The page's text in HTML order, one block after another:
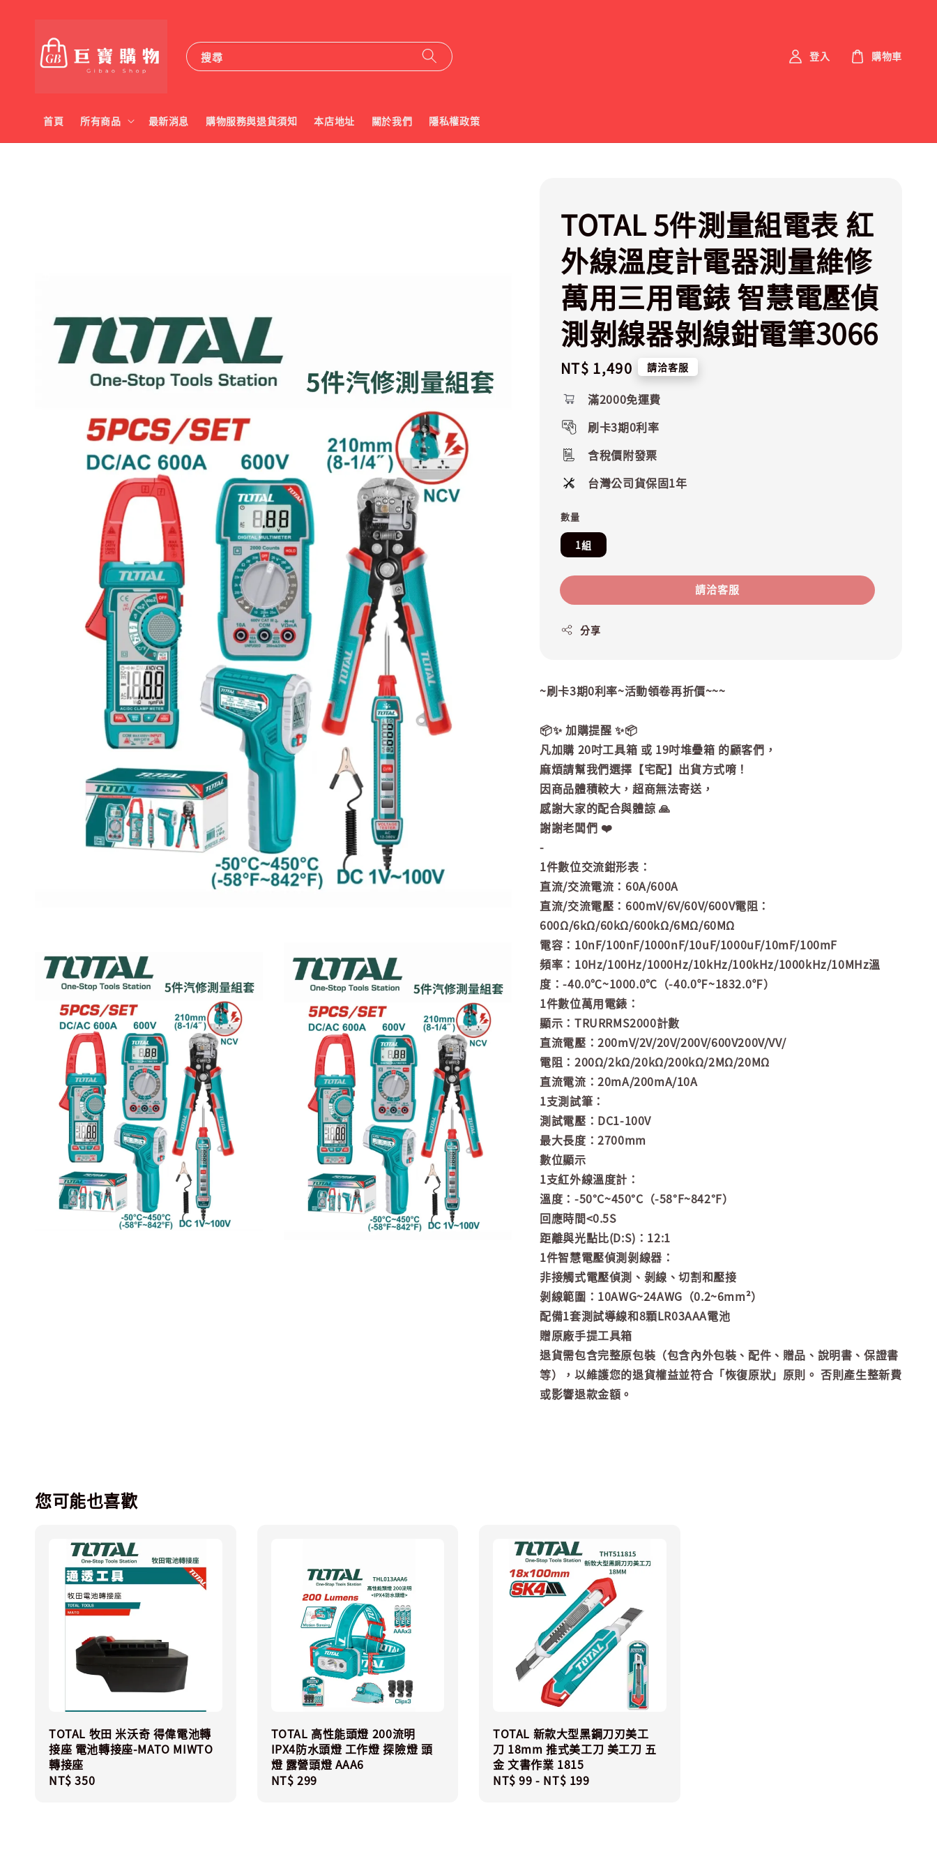
搜尋
首頁 所有商品 最新消息 購物服務與退貨須知 本店地址 關於我們 隱私權政策
登入 購物車
TOTAL 5件測量組電表 紅
外線溫度計電器測量維修
萬用三用電錶 智慧電壓偵
測剝線器剝線鉗電筆3066
Regular
price
NT$ 1,490 請洽客服
滿2000免運費
刷卡3期0利率
含稅價附發票
台灣公司貨保固1年
數量
1組
請洽客服
分享
~刷卡3期0利率~活動領卷再折價~~~
📦✨ 加購提醒 ✨📦
凡加購 20吋工具箱 或 19吋堆疊箱 的顧客們，
麻煩請幫我們選擇【宅配】出貨方式唷！
因商品體積較大，超商無法寄送，
感謝大家的配合與體諒 🙏
謝謝老闆們 ❤️
-
1件數位交流鉗形表：
直流/交流電流：60A/600A
直流/交流電壓：600mV/6V/60V/600V電阻：
600Ω/6kΩ/60kΩ/600kΩ/6MΩ/60MΩ
電容：10nF/100nF/1000nF/10uF/1000uF/10mF/100mF
頻率：10Hz/100Hz/1000Hz/10kHz/100kHz/1000kHz/10MHz溫
度：-40.0℃~1000.0℃（-40.0℉~1832.0℉）
1件數位萬用電錶：
顯示：TRURRMS2000計數
直流電壓：200mV/2V/20V/200V/600V200V/VV/
電阻：200Ω/2kΩ/20kΩ/200kΩ/2MΩ/20MΩ
直流電流：20mA/200mA/10A
1支測試筆：
測試電壓：DC1-100V
最大長度：2700mm
數位顯示
1支紅外線溫度計：
溫度：-50°C~450°C（-58°F~842°F）
回應時間<0.5S
距離與光點比(D:S)：12:1
1件智慧電壓偵測剝線器：
非接觸式電壓偵測、剝線、切割和壓接
剝線範圍：10AWG~24AWG（0.2~6mm²）
配備1套測試導線和8顆LR03AAA電池
贈原廠手提工具箱
退貨需包含完整原包裝（包含內外包裝、配件、贈品、說明書、保證書
等），以維護您的退貨權益並符合「恢復原狀」原則。 否則產生整新費
或影響退款金額。
您可能也喜歡
TOTAL 牧田 米沃奇 得偉電池轉
接座 電池轉接座-MATO MIWTO
轉接座
Regular
NT$ 350
TOTAL 高性能頭燈 200流明
IPX4防水頭燈 工作燈 探險燈 頭
燈 露營頭燈 AAA6
Regular
NT$ 299
TOTAL 新款大型黑鋼刀刃美工
刀 18mm 推式美工刀 美工刀 五
金 文書作業 1815
Regular
NT$ 99 - NT$ 199